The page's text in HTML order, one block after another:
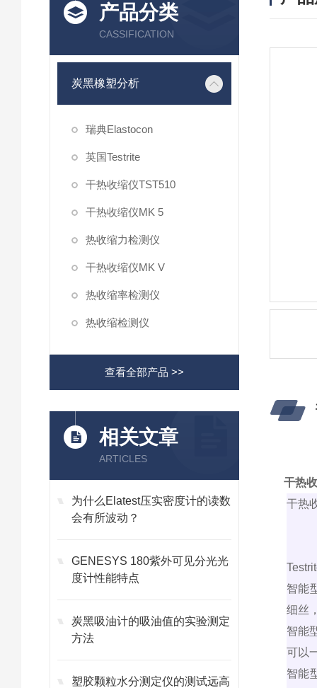
产品分类
CASSIFICATION
炭黑橡塑分析
瑞典Elastocon
英国Testrite
干热收缩仪TST510
干热收缩仪MK 5
热收缩力检测仪
干热收缩仪MK V
热收缩率检测仪
热收缩检测仪
查看全部产品 >>
相关文章
ARTICLES
为什么Elatest压实密度计的读数
会有所波动？
GENESYS 180紫外可见分光光
度计性能特点
炭黑吸油计的吸油值的实验测定
方法
塑胶颗粒水分测定仪的测试远高
干热
干热
智能
细丝
智能
可以
智能